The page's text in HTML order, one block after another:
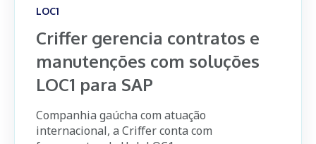
LOC1
Criffer gerencia contratos e
manutenções com soluções
LOC1 para SAP
Companhia gaúcha com atuação
internacional, a Criffer conta com